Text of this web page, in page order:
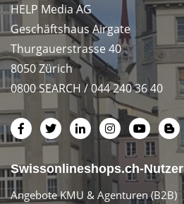
HELP Media AG
Geschäftshaus Airgate
Thurgauerstrasse 40
8050 Zürich
0800 SEARCH / 044 240 36 40
Swissonlineshops.ch-Nutzer
Angebote KMU & Agenturen (B2B)